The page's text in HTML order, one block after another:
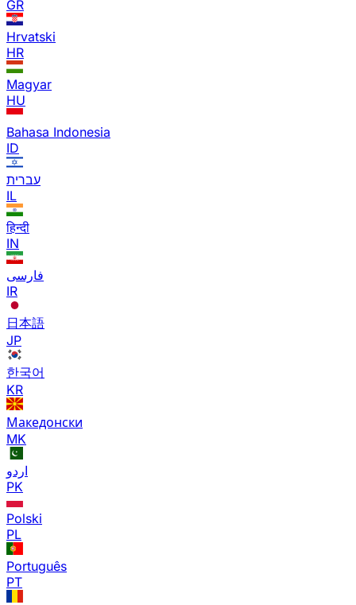
GR
Hrvatski
HR
Magyar
HU
Bahasa Indonesia
ID
עברית
IL
हिन्दी
IN
فارسی
IR
日本語
JP
한국어
KR
Македонски
MK
اردو
PK
Polski
PL
Português
PT